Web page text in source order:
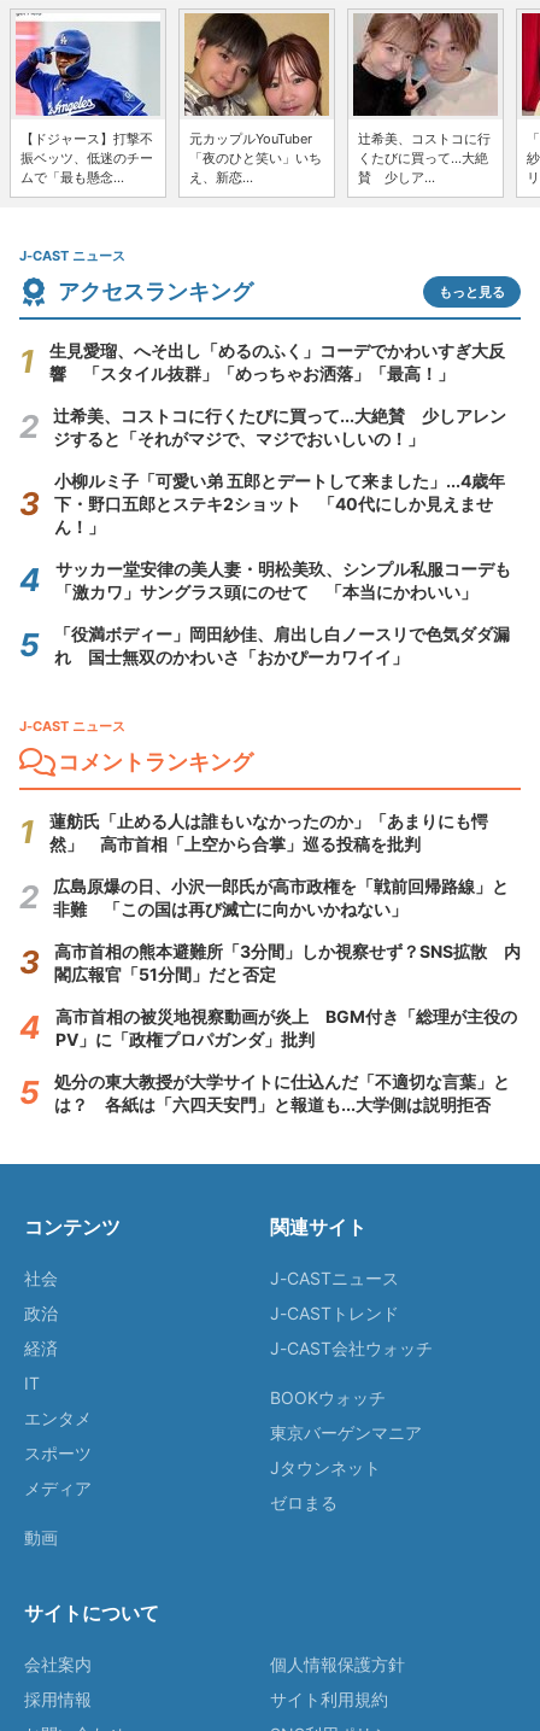
【ドジャース】打撃不
振ベッツ、低迷のチー
ムで「最も懸念...
元カップルYouTuber
「夜のひと笑い」いち
え、新恋...
辻希美、コストコに行
くたびに買って...大絶
賛 少しア...
J-CAST ニュース
アクセスランキング もっと見る
生見愛瑠、へそ出し「めるのふく」コーデでかわいすぎ大反
響 「スタイル抜群」「めっちゃお洒落」「最高！」
辻希美、コストコに行くたびに買って...大絶賛 少しアレン
ジすると「それがマジで、マジでおいしいの！」
小柳ルミ子「可愛い弟 五郎とデートして来ました」...4歳年
下・野口五郎とステキ2ショット 「40代にしか見えませ
ん！」
サッカー堂安律の美人妻・明松美玖、シンプル私服コーデも
「激カワ」サングラス頭にのせて 「本当にかわいい」
「役満ボディー」岡田紗佳、肩出し白ノースリで色気ダダ漏
れ 国士無双のかわいさ「おかぴーカワイイ」
J-CAST ニュース
コメントランキング
蓮舫氏「止める人は誰もいなかったのか」「あまりにも愕
然」 高市首相「上空から合掌」巡る投稿を批判
広島原爆の日、小沢一郎氏が高市政権を「戦前回帰路線」と
非難 「この国は再び滅亡に向かいかねない」
高市首相の熊本避難所「3分間」しか視察せず？SNS拡散 内
閣広報官「51分間」だと否定
高市首相の被災地視察動画が炎上 BGM付き「総理が主役の
PV」に「政権プロパガンダ」批判
処分の東大教授が大学サイトに仕込んだ「不適切な言葉」と
は？ 各紙は「六四天安門」と報道も...大学側は説明拒否
コンテンツ
社会
政治
経済
IT
エンタメ
スポーツ
メディア
動画
関連サイト
J-CASTニュース
J-CASTトレンド
J-CAST会社ウォッチ
BOOKウォッチ
東京バーゲンマニア
Jタウンネット
ゼロまる
サイトについて
会社案内
採用情報
個人情報保護方針
サイト利用規約